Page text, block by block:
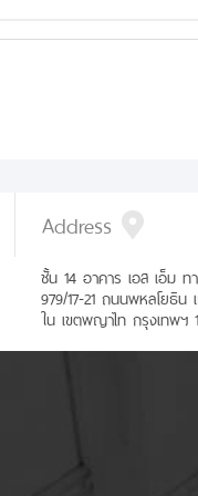
Address
ชั้น 14 อาคาร เอส เอ็ม ท
979/17-21 ถนนพหลโยธิน
ใน เขตพญาไท กรุงเทพฯ